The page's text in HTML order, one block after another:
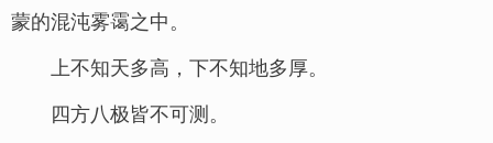
蒙的混沌雾霭之中。
上不知天多高，下不知地多厚。
四方八极皆不可测。